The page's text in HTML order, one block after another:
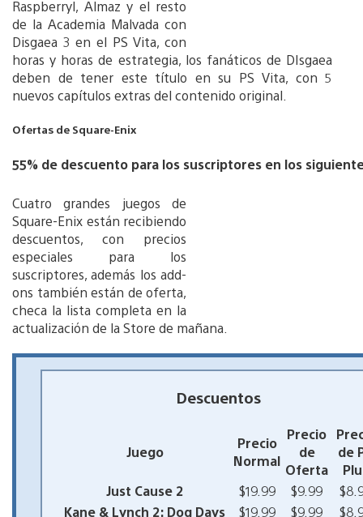
Raspberryl, Almaz y el resto
de la Academia Malvada con
Disgaea 3 en el PS Vita, con
horas y horas de estrategia, los fanáticos de DIsgaea
deben de tener este título en su PS Vita, con 5
nuevos capítulos extras del contenido original.
Ofertas de Square-Enix
55% de descuento para los suscriptores en los
Cuatro grandes juegos de
Square-Enix están recibiendo
descuentos, con precios
especiales para los
suscriptores, además los add-
ons también están de oferta,
checa la lista completa en la
actualización de la Store de mañana.
Descuentos
Juego
Precio
Normal
Precio
de
Oferta
de
Just Cause 2
$19.99 $9.99
Kane & Lynch 2: Dog Days
$19.99 $9.99